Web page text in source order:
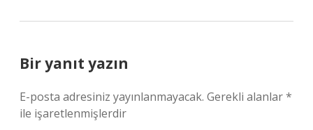
Bir yanıt yazın
E-posta adresiniz yayınlanmayacak. Gerekli alanlar*
ile işaretlenmişlerdir